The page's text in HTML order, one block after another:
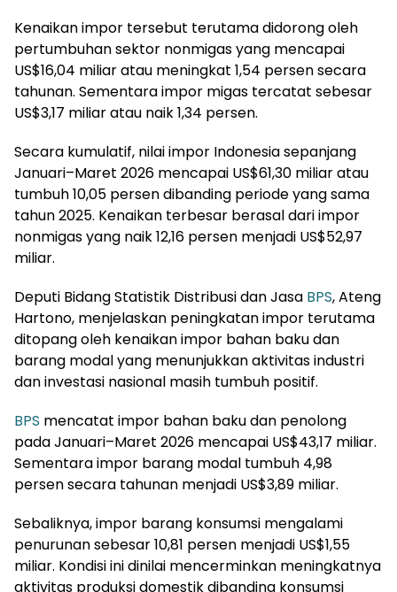
Kenaikan impor tersebut terutama didorong oleh
pertumbuhan sektor nonmigas yang mencapai
US$16,04 miliar atau meningkat 1,54 persen secara
tahunan. Sementara impor migas tercatat sebesar
US$3,17 miliar atau naik 1,34 persen.
Secara kumulatif, nilai impor Indonesia sepanjang
Januari–Maret 2026 mencapai US$61,30 miliar atau
tumbuh 10,05 persen dibanding periode yang sama
tahun 2025. Kenaikan terbesar berasal dari impor
nonmigas yang naik 12,16 persen menjadi US$52,97
miliar.
Deputi Bidang Statistik Distribusi dan Jasa BPS, Ateng
Hartono, menjelaskan peningkatan impor terutama
ditopang oleh kenaikan impor bahan baku dan
barang modal yang menunjukkan aktivitas industri
dan investasi nasional masih tumbuh positif.
BPS mencatat impor bahan baku dan penolong
pada Januari–Maret 2026 mencapai US$43,17 miliar.
Sementara impor barang modal tumbuh 4,98
persen secara tahunan menjadi US$3,89 miliar.
Sebaliknya, impor barang konsumsi mengalami
penurunan sebesar 10,81 persen menjadi US$1,55
miliar. Kondisi ini dinilai mencerminkan meningkatnya
aktivitas produksi domestik dibanding konsumsi